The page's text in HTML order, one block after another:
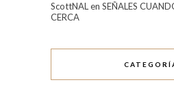
ScottNALen SEÑALES
CERCA